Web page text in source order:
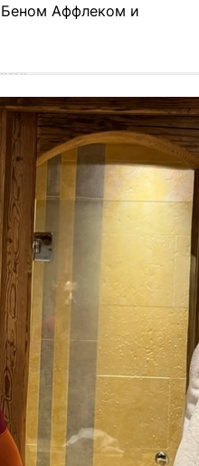
Беном Аффлеком и